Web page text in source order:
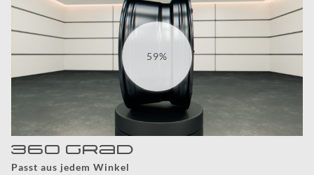
68%
360 Grad
Passt aus jedem Winkel